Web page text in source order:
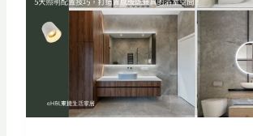
客
廳
格
局
與
空
間